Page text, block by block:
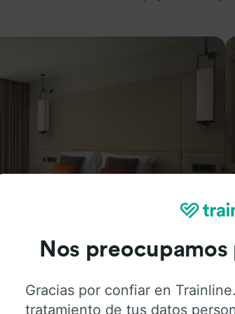
Nos
Gracias por confiar en
tratamiento de tus datos